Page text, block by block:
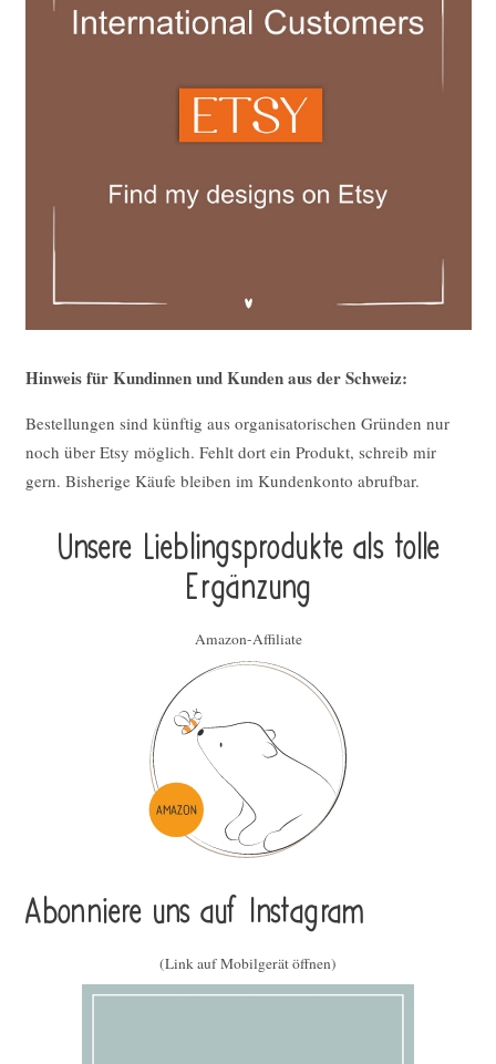
Hinweis für Kundinnen und Kunden aus der Schweiz:
Bestellungen sind künftig aus organisatorischen Gründen nur
noch über Etsy möglich. Fehlt dort ein Produkt, schreib mir
gern. Bisherige Käufe bleiben im Kundenkonto abrufbar.
Unsere Lieblings­pro­duk­te als tolle
Ergän­zung
Amazon-Affiliate
Abonniere uns auf Instagram
(Link auf Mobilgerät öffnen)